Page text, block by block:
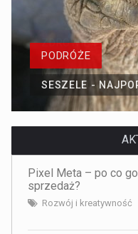
PODRÓŻE
SESZELE -
Pixel Meta – po co
sprzedaż?
Rozwój i kreatywność